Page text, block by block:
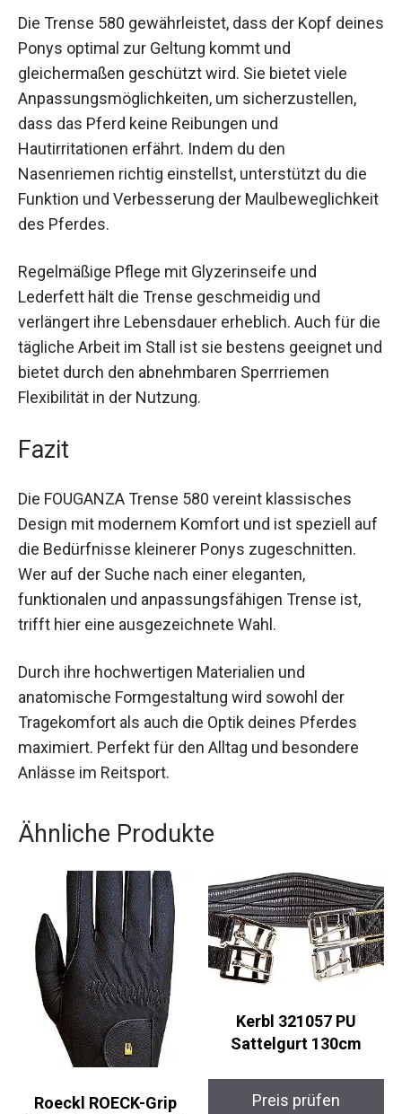
Die Trense 580 gewährleistet, dass der Kopf
deines Ponys optimal zur Geltung kommt und
gleichermaßen geschützt wird. Sie bietet viele
Anpassungsmöglichkeiten, um sicherzustellen,
dass das Pferd keine Reibungen und
Hautirritationen erfährt. Indem du den
Nasenriemen richtig einstellst, unterstützt du die
Funktion und Verbesserung der
Maulbeweglichkeit des Pferdes.
Regelmäßige Pflege mit Glyzerinseife und
Lederfett hält die Trense geschmeidig und
verlängert ihre Lebensdauer erheblich. Auch für
die tägliche Arbeit im Stall ist sie bestens
geeignet und bietet durch den abnehmbaren
Sperrriemen Flexibilität in der Nutzung.
Fazit
Die FOUGANZA Trense 580 vereint klassisches
Design mit modernem Komfort und ist speziell
auf die Bedürfnisse kleinerer Ponys
zugeschnitten. Wer auf der Suche nach einer
eleganten, funktionalen und anpassungsfähigen
Trense ist, trifft hier eine ausgezeichnete Wahl.
Durch ihre hochwertigen Materialien und
anatomische Formgestaltung wird sowohl der
Tragekomfort als auch die Optik deines Pferdes
maximiert. Perfekt für den Alltag und besondere
Anlässe im Reitsport.
Ähnliche Produkte
Roeckl ROECK-Grip
Kerbl 321057 PU
Sattelgurt 130cm
Preis prüfen